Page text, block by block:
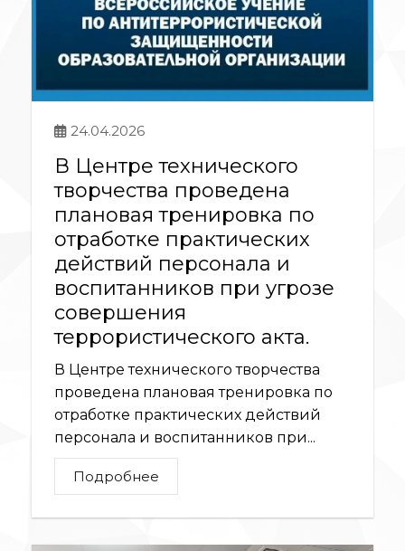
24.04.2026
В Центре технического
творчества проведена
плановая тренировка по
отработке практических
действий персонала и
воспитанников при угрозе
совершения
террористического акта.
В Центре технического творчества
проведена плановая тренировка по
отработке практических действий
персонала и воспитанников при...
Подробнее